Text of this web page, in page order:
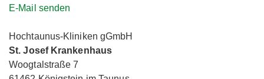
E-Mail senden
Hochtaunus-Kliniken gGmbH
St. Josef Krankenhaus
Woogtalstraße 7